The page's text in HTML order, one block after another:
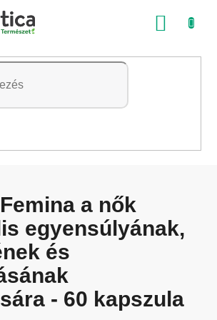
a nők
egyensúlyának,
és
- 60 kapszula